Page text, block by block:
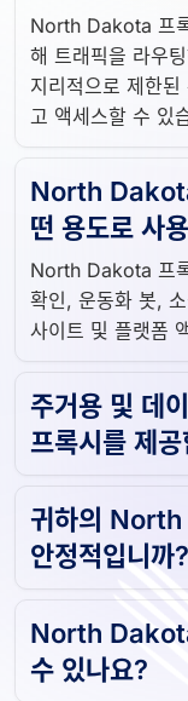
North Dakota 프
해 트래픽을 라우
지리적으로 제한
고 액세스할 수 있
North
떤 용도로 사
North Dakota 프
확인, 운동화 봇,
사이트 및 플랫폼
주거용 및 데
프록시를 제
귀하의 North
안정적입니까?
North
수 있나요?